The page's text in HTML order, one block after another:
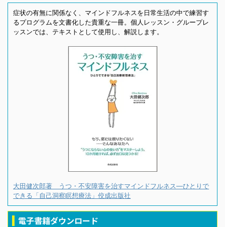
症状の有無に関係なく、マインドフルネスを日常生活の中で練習す
るプログラムを文書化した貴重な一冊。個人レッスン・グループレ
ッスンでは、テキストとして使用し、解説します。
大田健次郎著 うつ・不安障害を治すマインドフルネス―ひとりで
できる「自己洞察瞑想療法」佼成出版社
電子書籍ダウンロード